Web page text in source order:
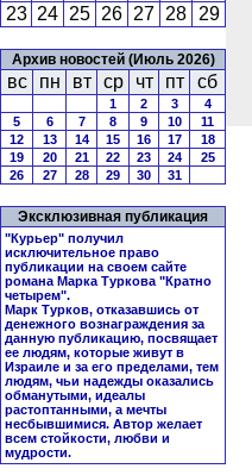
23 24 25 26 27 28 29
Архив новостей (Июль 2026)
вс пн вт ср чт пт сб
1 2 3
4
5
6 7 8 9 10
11
12
13 14 15 16 17
18
19
20 21 22 23 24
25
26
27 28 29 30 31
Эксклюзивная публикация
"Курьер" получил
исключительное право
публикации на своем сайте
романа Марка Туркова "Кратно
четырем".
Марк Турков, отказавшись от
денежного вознаграждения за
данную публикацию, посвящает
ее людям, которые живут в
Израиле и за его пределами, тем
людям, чьи надежды оказались
обманутыми, идеалы
растоптанными, а мечты
несбывшимися. Автор желает
всем стойкости, любви и
мудрости.